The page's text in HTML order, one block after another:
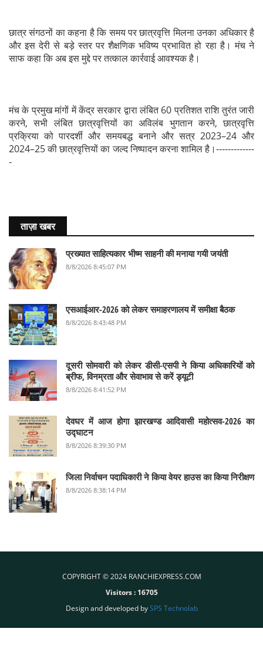
छात्र संगठनों का कहना है कि समय पर छात्रवृत्ति मिलना उनका अधिकार है
और इस देरी से बड़े स्तर पर शैक्षणिक भविष्य प्रभावित हो रहा है। मंच ने
साफ कहा कि अब इस मुद्दे पर तत्काल कार्रवाई आवश्यक है।
मंच के प्रमुख मांगों में केंद्र सरकार द्वारा लंबित 60 प्रतिशत राशि तुरंत जारी
करने, सभी लंबित छात्रवृत्तियों का अविलंब भुगतान करने, छात्रवृत्ति
प्रक्रिया को पारदर्शी और समयबद्ध बनाने और सत्र 2023–24 और
2024–25 की छात्रवृत्तियों का जल्द निष्पादन करना शामिल है।-------------
-
ताज़ा खबर
प्रख्यात साहित्यकार भीष्म साहनी की मनाया गयी जयंती
8/8/2026 8:45:07 PM
एसआईआर-2026 को लेकर समाहरणालय में समीक्षा बैठक
8/8/2026 8:43:48 PM
दूसरी सोमवारी को लेकर डीसी-एसपी ने किया अधिकारियों को
ब्रीफ, विनम्रता और सेवाभाव से करें ड्यूटी
8/8/2026 8:41:52 PM
देवघर में आज होगा झारखण्ड आदिवासी महोत्सव-2026 का
उद्घाटन
8/8/2026 8:39:30 PM
जिला निर्वाचन पदाधिकारी ने किया वेयर हाउस का किया निरीक्षण
8/8/2026 8:38:14 PM
COPYRIGHT © 2024 RANCHIEXPRESS.COM
Visitors : 16705
Design and developed bySPS Technolab